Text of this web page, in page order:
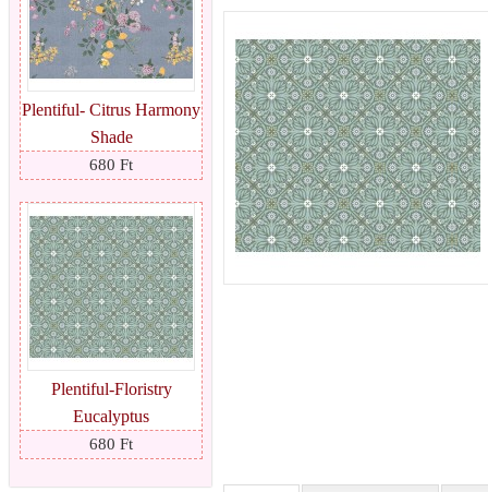
Plentiful- Citrus Harmony
Shade
680 Ft
Plentiful-Floristry
Eucalyptus
680 Ft